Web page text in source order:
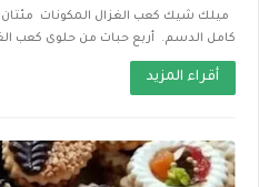
ميلك شيك كعب الغزال المكونات مئتان
كامل الدسم. أربع حبات من حلوى كعب
أقراء المزيد